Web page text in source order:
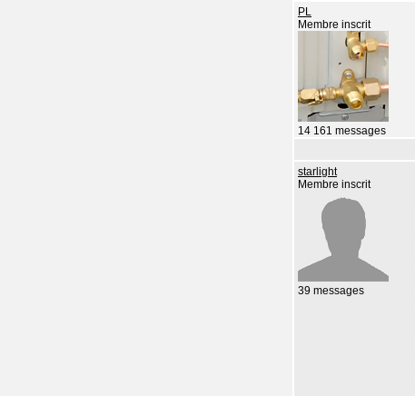
PL
Membre inscrit
14 161 messages
starlight
Membre inscrit
39 messages